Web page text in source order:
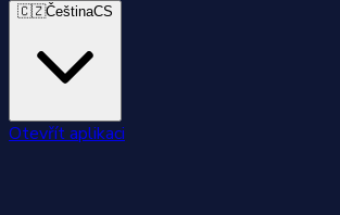
🇨🇿ČeštinaCS
Otevřít aplikaci